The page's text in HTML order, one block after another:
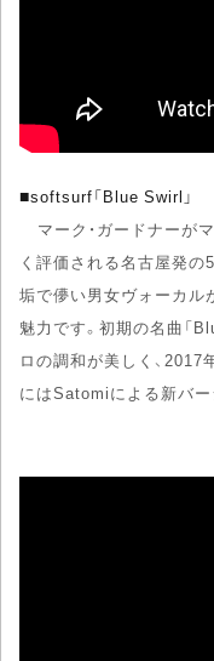
■softsurf「Blue Swirl」
マーク・ガードナーが
く評価される名古屋発の
垢で儚い男女ヴォーカル
魅力です。初期の名曲「
ロの調和が美しく、2017
にはSatomiによる新バー